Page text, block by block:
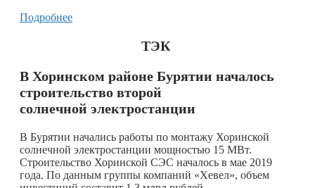
Подробнее
ТЭК
В Хоринском районе Бурятии началось
строительство второй
солнечной электростанции
В Бурятии начались работы по монтажу Хоринской
солнечной электростанции мощностью 15 МВт.
Строительство Хоринской СЭС началось в мае 2019
года. По данным группы компаний «Хевел», объем